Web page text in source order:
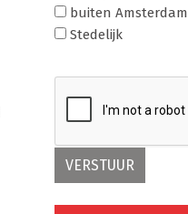
buiten Amsterdam
Stedelijk